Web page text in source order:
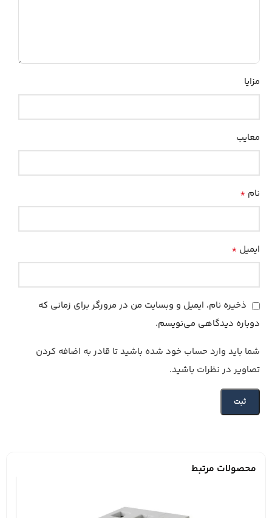
مزایا
معایب
نام *
ایمیل *
ذخیره نام، ایمیل و وبسایت من در مرورگر برای زمانی که
دوباره دیدگاهی می‌نویسم.
شما باید وارد حساب خود شده باشید تا قادر به اضافه کردن
تصاویر در نظرات باشید.
محصولات مرتبط